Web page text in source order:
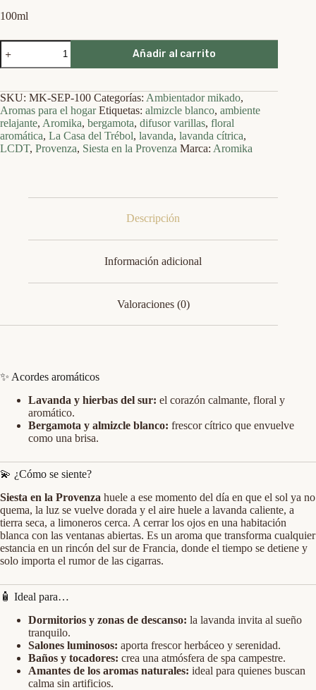
100ml
Siesta
en
la
—
Aromika
·
Difusor
de
varillas
Añadir al carrito
SKU: MK-SEP-100 Categorías: Ambientador mikado,
Aromas para el hogar Etiquetas: almizcle blanco, ambiente
relajante, Aromika, bergamota, difusor varillas, floral
aromática, La Casa del Trébol, lavanda, lavanda cítrica,
LCDT, Provenza, Siesta en la Provenza Marca: Aromika
Descripción
Información adicional
Valoraciones (0)
✨ Acordes aromáticos
Lavanda y hierbas del sur: el corazón calmante, floral y
aromático.
Bergamota y almizcle blanco: frescor cítrico que envuelve
como una brisa.
💫 ¿Cómo se siente?
Siesta en la Provenza huele a ese momento del día en que el sol ya no
quema, la luz se vuelve dorada y el aire huele a lavanda caliente, a
tierra seca, a limoneros cerca. A cerrar los ojos en una habitación
blanca con las ventanas abiertas. Es un aroma que transforma cualquier
estancia en un rincón del sur de Francia, donde el tiempo se detiene y
solo importa el rumor de las cigarras.
🧴 Ideal para…
Dormitorios y zonas de descanso: la lavanda invita al sueño
tranquilo.
Salones luminosos: aporta frescor herbáceo y serenidad.
Baños y tocadores: crea una atmósfera de spa campestre.
Amantes de los aromas naturales: ideal para quienes buscan
calma sin artificios.